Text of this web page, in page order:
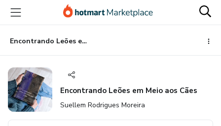
para
conteúdo
principal
para
pagamento
para
rodapé
Encontrando Leões em Meio aos Cães
Encontrando Leões em Meio aos Cães
Suellem Rodrigues Moreira